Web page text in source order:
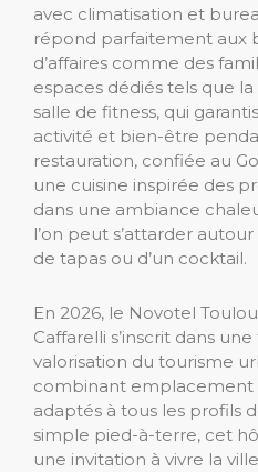
avec climatisation et
répond parfaitement aux
d’affaires comme des
espaces dédiés tels que
salle de fitness, qui
activité et bien-être
restauration, confiée au
une cuisine inspirée des
dans une ambiance
l’on peut s’attarder
de tapas ou d’un cocktail.
En 2026, le Novotel
Caffarelli s’inscrit dans
valorisation du tourisme
combinant emplacement
adaptés à tous les profils
simple pied-à-terre, cet
une invitation à vivre la